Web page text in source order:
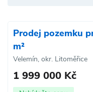
Prodej pozemku
m²
Velemín, okr. Litoměřice
1 999 000 Kč